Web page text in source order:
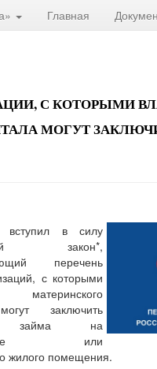
Главная
С КОТОРЫМИ
МОГУТ
в силу
закон*,
перечень
с которыми
материнского
заключить
займа на
или
жилого помещения.